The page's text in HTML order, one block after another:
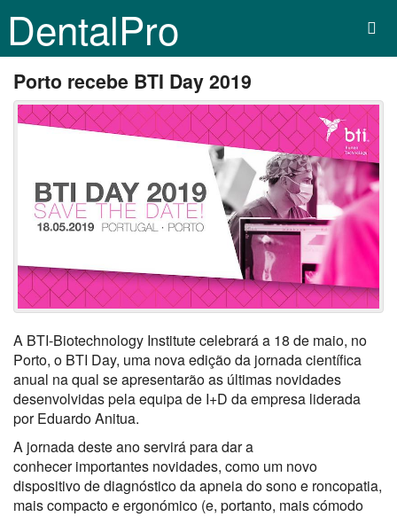
DentalPro
Porto recebe BTI Day 2019
A BTI-Biotechnology Institute celebrará a 18 de maio, no
Porto, o BTI Day, uma nova edição da jornada científica
anual na qual se apresentarão as últimas novidades
desenvolvidas pela equipa de I+D da empresa liderada
por Eduardo Anitua.
A jornada deste ano servirá para dar a
conhecer importantes novidades, como um novo
dispositivo de diagnóstico da apneia do sono e roncopatia,
mais compacto e ergonómico (e, portanto, mais cómodo